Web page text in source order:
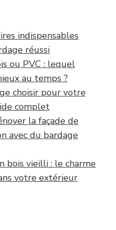
indispensables
réussi
ou PVC : lequel
au temps ?
choisir pour votre
complet
la façade de
avec du bardage
bois vieilli : le charme
votre extérieur